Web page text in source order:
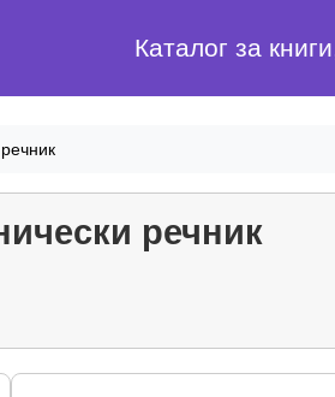
Каталог за
речник